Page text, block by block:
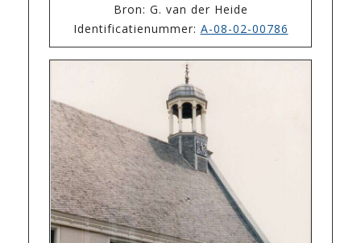
Bron: G. van der Heide
Identificatienummer: A-08-02-00786